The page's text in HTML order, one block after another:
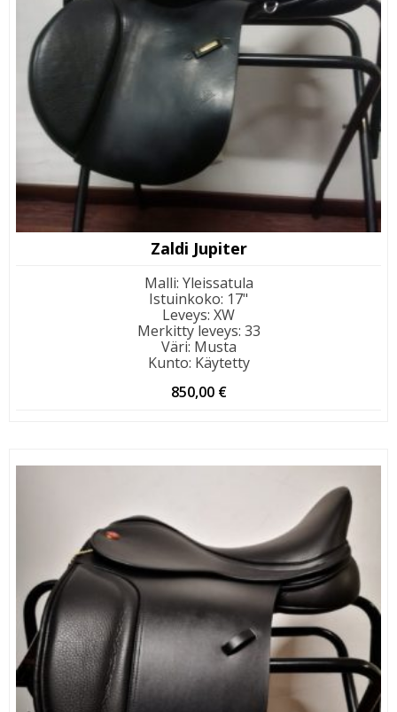
Zaldi Jupiter
Malli: Yleissatula
Istuinkoko: 17"
Leveys: XW
Merkitty leveys: 33
Väri: Musta
Kunto: Käytetty
850,00 €